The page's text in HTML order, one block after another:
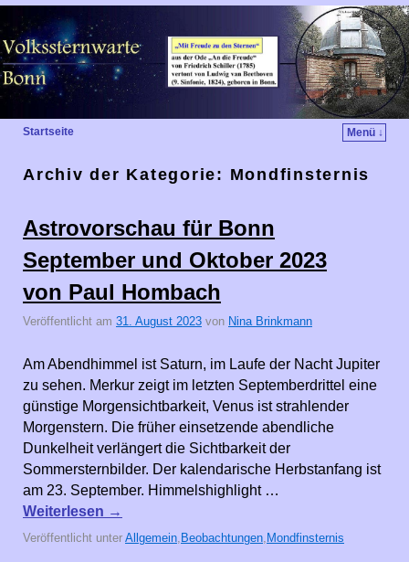
Startseite Menü ↓
Archiv der Kategorie: Mondfinsternis
Astrovorschau für Bonn
September und Oktober 2023
von Paul Hombach
Veröffentlicht am 31. August 2023 von Nina Brinkmann
Am Abendhimmel ist Saturn, im Laufe der Nacht Jupiter
zu sehen. Merkur zeigt im letzten Septemberdrittel eine
günstige Morgensichtbarkeit, Venus ist strahlender
Morgenstern. Die früher einsetzende abendliche
Dunkelheit verlängert die Sichtbarkeit der
Sommersternbilder. Der kalendarische Herbstanfang ist
am 23. September. Himmelshighlight …
Weiterlesen →
Veröffentlicht unter Allgemein, Beobachtungen, Mondfinsternis